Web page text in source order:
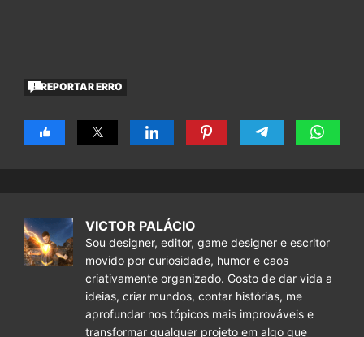
REPORTAR ERRO
VICTOR PALÁCIO
Sou designer, editor, game designer e escritor
movido por curiosidade, humor e caos
criativamente organizado. Gosto de dar vida a
ideias, criar mundos, contar histórias, me
aprofundar nos tópicos mais improváveis e
transformar qualquer projeto em algo que